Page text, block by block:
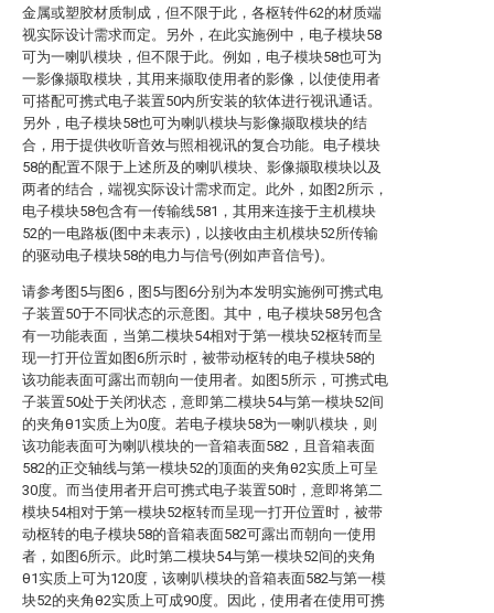
金属或塑胶材质制成，但不限于此，各枢转件62的材质端
视实际设计需求而定。另外，在此实施例中，电子模块58
可为一喇叭模块，但不限于此。例如，电子模块58也可为
一影像撷取模块，其用来撷取使用者的影像，以使使用者
可搭配可携式电子装置50内所安装的软体进行视讯通话。
另外，电子模块58也可为喇叭模块与影像撷取模块的结
合，用于提供收听音效与照相视讯的复合功能。电子模块
58的配置不限于上述所及的喇叭模块、影像撷取模块以及
两者的结合，端视实际设计需求而定。此外，如图2所示，
电子模块58包含有一传输线581，其用来连接于主机模块
52的一电路板(图中未表示)，以接收由主机模块52所传输
的驱动电子模块58的电力与信号(例如声音信号)。
请参考图5与图6，图5与图6分别为本发明实施例可携式电
子装置50于不同状态的示意图。其中，电子模块58另包含
有一功能表面，当第二模块54相对于第一模块52枢转而呈
现一打开位置如图6所示时，被带动枢转的电子模块58的
该功能表面可露出而朝向一使用者。如图5所示，可携式电
子装置50处于关闭状态，意即第二模块54与第一模块52间
的夹角θ1实质上为0度。若电子模块58为一喇叭模块，则
该功能表面可为喇叭模块的一音箱表面582，且音箱表面
582的正交轴线与第一模块52的顶面的夹角θ2实质上可呈
30度。而当使用者开启可携式电子装置50时，意即将第二
模块54相对于第一模块52枢转而呈现一打开位置时，被带
动枢转的电子模块58的音箱表面582可露出而朝向一使用
者，如图6所示。此时第二模块54与第一模块52间的夹角
θ1实质上可为120度，该喇叭模块的音箱表面582与第一模
块52的夹角θ2实质上可成90度。因此，使用者在使用可携